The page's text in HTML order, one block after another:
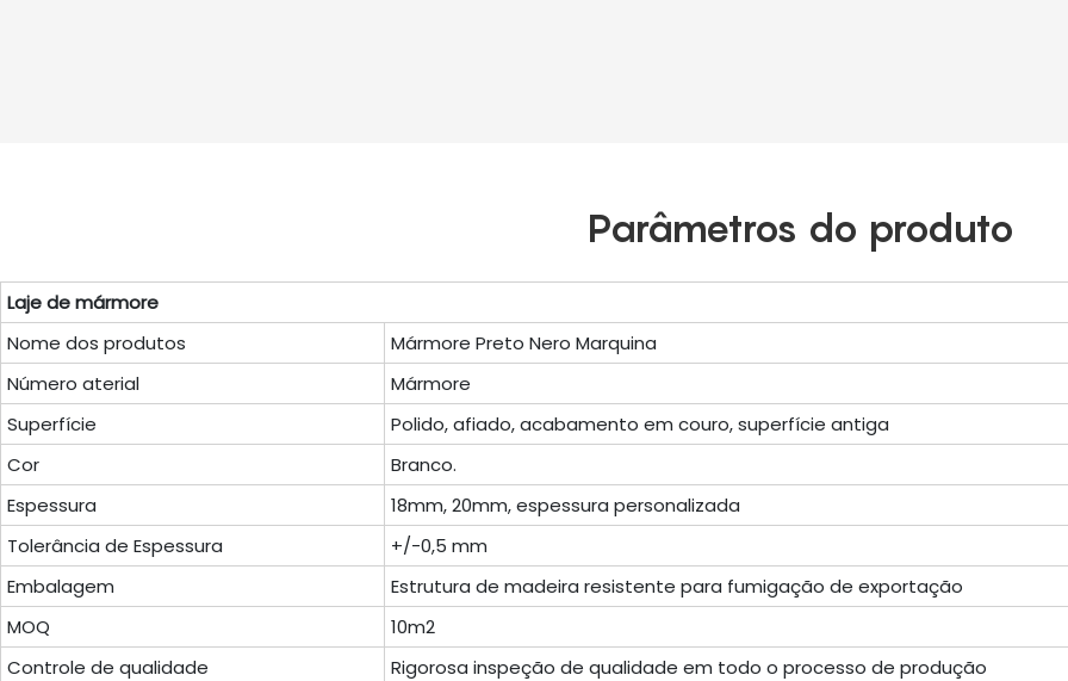
Parâmetros do produto
Laje de mármore
Nome dos produtos
Mármore Preto Nero Marquina
Número aterial
Mármore
Superfície
Polido, afiado, acabamento em couro, superfície antiga
Cor
Branco.
Espessura
18mm, 20mm, espessura personalizada
Tolerância de Espessura
+/-0,5 mm
Embalagem
Estrutura de madeira resistente para fumigação de exportação
MOQ
10m2
Controle de qualidade
Rigorosa inspeção de qualidade em todo o processo de produção